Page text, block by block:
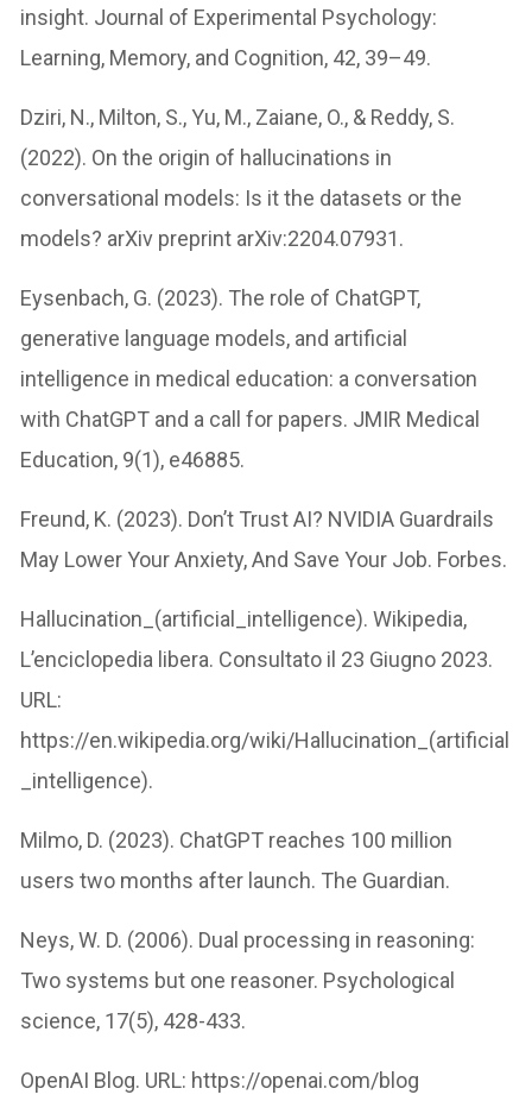
insight. Journal of Experimental Psychology:
Learning, Memory, and Cognition, 42, 39–49.
Dziri, N., Milton, S., Yu, M., Zaiane, O., & Reddy, S.
(2022). On the origin of hallucinations in
conversational models: Is it the datasets or the
models? arXiv preprint arXiv:2204.07931.
Eysenbach, G. (2023). The role of ChatGPT,
generative language models, and artificial
intelligence in medical education: a conversation
with ChatGPT and a call for papers. JMIR Medical
Education, 9(1), e46885.
Freund, K. (2023). Don’t Trust AI? NVIDIA Guardrails
May Lower Your Anxiety, And Save Your Job. Forbes.
Hallucination_(artificial_intelligence). Wikipedia,
L’enciclopedia libera. Consultato il 23 Giugno 2023.
URL:
https://en.wikipedia.org/wiki/Hallucination_(artificial
_intelligence).
Milmo, D. (2023). ChatGPT reaches 100 million
users two months after launch. The Guardian.
Neys, W. D. (2006). Dual processing in reasoning:
Two systems but one reasoner. Psychological
science, 17(5), 428-433.
OpenAI Blog. URL: https://openai.com/blog